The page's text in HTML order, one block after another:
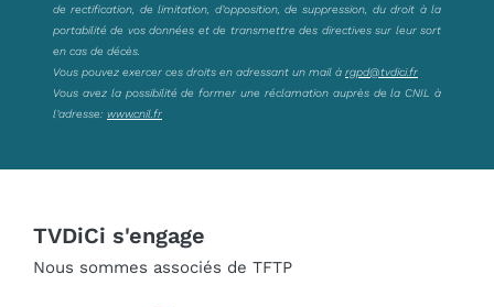
de rectification, de limitation, d’opposition, de suppression, du droit à la
portabilité de vos données et de transmettre des directives sur leur sort
en cas de décès.
Vous pouvez exercer ces droits en adressant un mail à rgpd@tvdici.fr
Vous avez la possibilité de former une réclamation auprès de la CNIL à
l’adresse: www.cnil.fr
TVDiCi s'engage
Nous sommes associés de TFTP